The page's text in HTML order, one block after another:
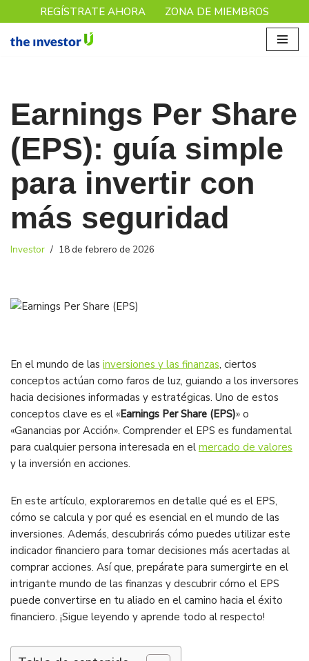
Saltar
REGÍSTRATE AHORA ZONA DE MIEMBROS
Earnings Per Share
(EPS): guía simple
para invertir con
más seguridad
Investor 18 de febrero de 2026
En el mundo de las inversiones y las finanzas, ciertos
conceptos actúan como faros de luz, guiando a los inversores
hacia decisiones informadas y estratégicas. Uno de estos
conceptos clave es el «Earnings Per Share (EPS)» o
«Ganancias por Acción». Comprender el EPS es fundamental
para cualquier persona interesada en el mercado de valores
y la inversión en acciones.
En este artículo, exploraremos en detalle qué es el EPS,
cómo se calcula y por qué es esencial en el mundo de las
inversiones. Además, descubrirás cómo puedes utilizar este
indicador financiero para tomar decisiones más acertadas al
comprar acciones. Así que, prepárate para sumergirte en el
intrigante mundo de las finanzas y descubrir cómo el EPS
puede convertirse en tu aliado en el camino hacia el éxito
financiero. ¡Sigue leyendo y aprende todo al respecto!